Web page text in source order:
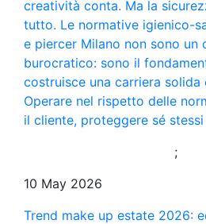
creatività conta. Ma la
tutto. Le normative igienico-
e piercer Milano non sono un
burocratico: sono il
costruisce una carriera solida
Operare nel rispetto delle
il cliente, proteggere sé
;
10 May 2026
Trend make up estate 2026: